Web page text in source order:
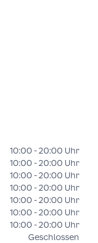
10:00 - 20:00 Uhr
10:00 - 20:00 Uhr
10:00 - 20:00 Uhr
10:00 - 20:00 Uhr
10:00 - 20:00 Uhr
10:00 - 20:00 Uhr
10:00 - 20:00 Uhr
Geschlossen